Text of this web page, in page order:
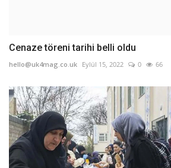
Cenaze töreni tarihi belli oldu
hello@uk4mag.co.uk Eylül 15, 2022 0 66